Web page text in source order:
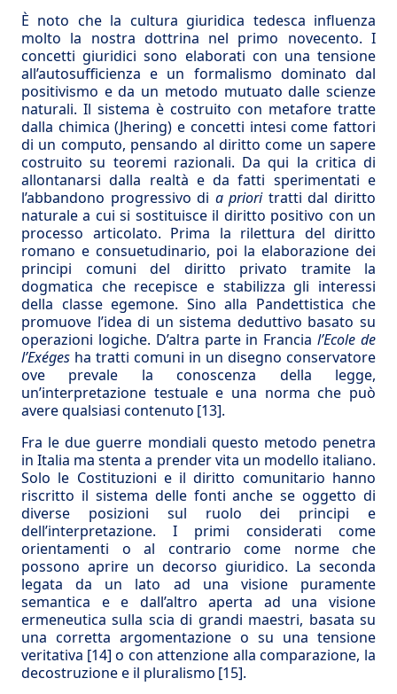
È noto che la cultura giuridica tedesca influenza
molto la nostra dottrina nel primo novecento. I
concetti giuridici sono elaborati con una tensione
all’autosufficienza e un formalismo dominato dal
positivismo e da un metodo mutuato dalle scienze
naturali. Il sistema è costruito con metafore tratte
dalla chimica (Jhering) e concetti intesi come fattori
di un computo, pensando al diritto come un sapere
costruito su teoremi razionali. Da qui la critica di
allontanarsi dalla realtà e da fatti sperimentati e
l’abbandono progressivo di a prioritratti dal diritto
naturale a cui si sostituisce il diritto positivo con un
processo articolato. Prima la rilettura del diritto
romano e consuetudinario, poi la elaborazione dei
principi comuni del diritto privato tramite la
dogmatica che recepisce e stabilizza gli interessi
della classe egemone. Sino alla Pandettistica che
promuove l’idea di un sistema deduttivo basato su
operazioni logiche. D’altra parte in Francial’Ecole de
l’Exéges ha tratti comuni in un disegno conservatore
ove prevale la conoscenza della legge,
un’interpretazione testuale e una norma che può
avere qualsiasi contenuto [13].
Fra le due guerre mondiali questo metodo penetra
in Italia ma stenta a prender vita un modello italiano.
Solo le Costituzioni e il diritto comunitario hanno
riscritto il sistema delle fonti anche se oggetto di
diverse posizioni sul ruolo dei principi e
dell’interpretazione. I primi considerati come
orientamenti o al contrario come norme che
possono aprire un decorso giuridico. La seconda
legata da un lato ad una visione puramente
semantica e e dall’altro aperta ad una visione
ermeneutica sulla scia di grandi maestri, basata su
una corretta argomentazione o su una tensione
veritativa [14] o con attenzione alla comparazione, la
decostruzione e il pluralismo [15].